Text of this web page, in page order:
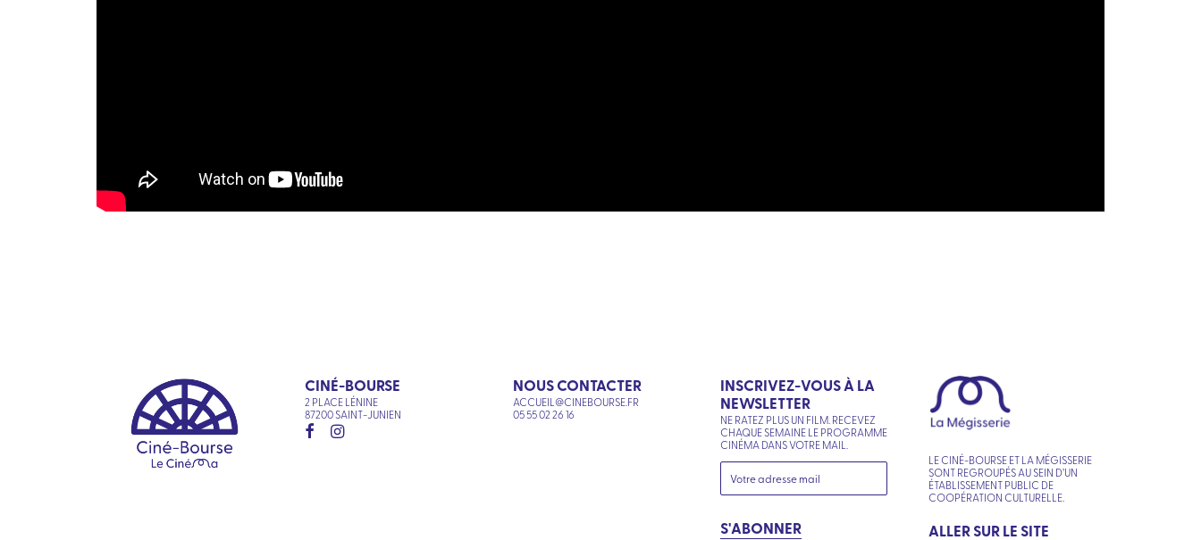
CINÉ-BOURSE
2 PLACE LÉNINE
87200 SAINT-JUNIEN
NOUS CONTACTER
ACCUEIL@CINEBOURSE.FR
05 55 02 26 16
INSCRIVEZ-VOUS À LA
NEWSLETTER
NE RATEZ PLUS UN FILM. RECEVEZ
CHAQUE SEMAINE LE PROGRAMME
CINÉMA DANS VOTRE MAIL.
S'ABONNER
LE CINÉ-BOURSE ET LA MÉGISSERIE
SONT REGROUPÉS AU SEIN D’UN
ÉTABLISSEMENT PUBLIC DE
COOPÉRATION CULTURELLE.
ALLER SUR LE SITE